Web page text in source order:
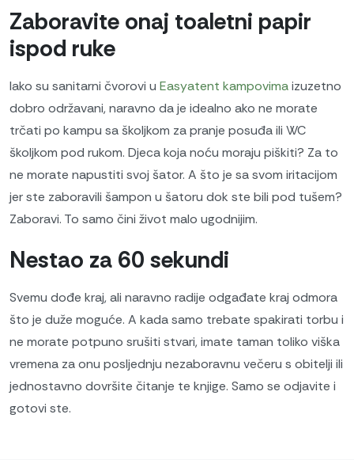
Zaboravite onaj toaletni papir
ispod ruke
Iako su sanitarni čvorovi u Easyatent kampovimaizuzetno
dobro održavani, naravno da je idealno ako ne morate
trčati po kampu sa školjkom za pranje posuđa ili WC
školjkom pod rukom. Djeca koja noću moraju piškiti? Za to
ne morate napustiti svoj šator. A što je sa svom iritacijom
jer ste zaboravili šampon u šatoru dok ste bili pod tušem?
Zaboravi. To samo čini život malo ugodnijim.
Nestao za 60 sekundi
Svemu dođe kraj, ali naravno radije odgađate kraj odmora
što je duže moguće. A kada samo trebate spakirati torbu i
ne morate potpuno srušiti stvari, imate taman toliko viška
vremena za onu posljednju nezaboravnu večeru s obitelji ili
jednostavno dovršite čitanje te knjige. Samo se odjavite i
gotovi ste.